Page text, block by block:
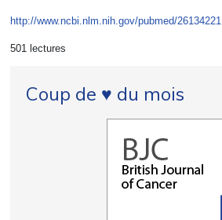
http://www.ncbi.nlm.nih.gov/pubmed/26134221
501 lectures
Coup de ♥ du mois